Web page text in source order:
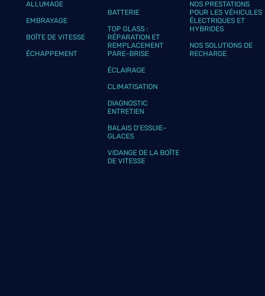
ALLUMAGE
EMBRAYAGE
BOÎTE DE VITESSE
ÉCHAPPEMENT
BATTERIE
TOP GLASS :
RÉPARATION ET
REMPLACEMENT
PARE-BRISE
ÉCLAIRAGE
CLIMATISATION
DIAGNOSTIC
ENTRETIEN
BALAIS D’ESSUIE-
GLACES
VIDANGE DE LA BOÎTE
DE VITESSE
NOS PRESTATIONS
POUR LES VÉHICULES
ÉLECTRIQUES ET
HYBRIDES
NOS SOLUTIONS DE
RECHARGE